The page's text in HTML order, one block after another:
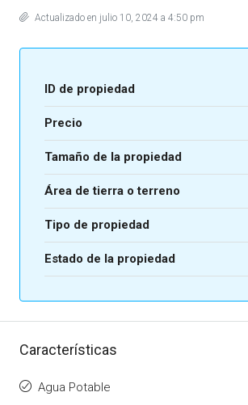
Actualizado en julio 10, 2024 a 4:50 pm
ID de propiedad
Precio
Tamaño de la propiedad
Área de tierra o terreno
Tipo de propiedad
Estado de la propiedad
Características
Agua Potable